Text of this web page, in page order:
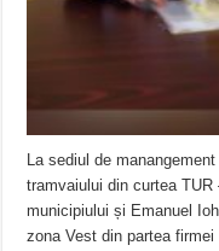
La sediul de
tramvaiului din curtea TUR
municipiului și Emanuel
zona Vest din partea